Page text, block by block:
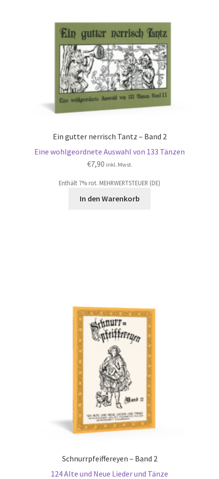
Ein gutter nerrisch Tantz – Band 2
Eine wohlgeordnete Auswahl von 133 Tänzen
€7,90 inkl. Mwst.
Enthält 7% rot. MEHRWERTSTEUER (DE)
In den Warenkorb
Schnurrpfeiffereyen – Band 2
124 Alte und Neue Lieder und Tänze